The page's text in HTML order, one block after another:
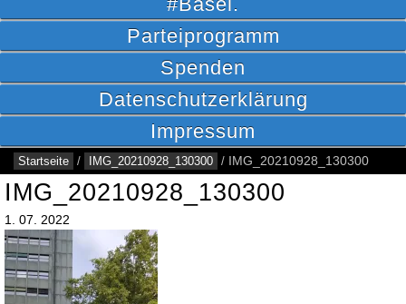
Parteiprogramm
Spenden
Datenschutzerklärung
Impressum
Startseite / IMG_20210928_130300 / IMG_20210928_130300
IMG_20210928_130300
1. 07. 2022